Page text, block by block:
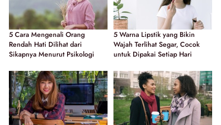
5 Cara Mengenali Orang
Rendah Hati Dilihat dari
Sikapnya Menurut Psikologi
5 Warna Lipstik yang Bikin
Wajah Terlihat Segar, Cocok
untuk Dipakai Setiap Hari